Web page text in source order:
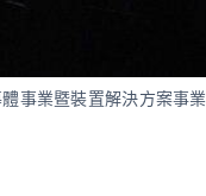
事業暨裝置解決方案事